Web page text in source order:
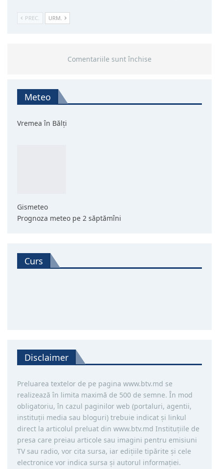
PREC. URM.
Comentariile sunt închise
Meteo
Vremea în Bălți
Gismeteo
Prognoza meteo pe 2 săptămîni
Curs
Disclaimer
Preluarea textelor de pe pagina www.btv.md se
realizează în limita maximă de 500 de semne. În mod
obligatoriu, în cazul paginilor web (portaluri, agentii,
instituţii media sau bloguri) trebuie indicat şi linkul
direct la articolul preluat din www.btv.md Instituţiile de
presa care preiau articole sau imagini pentru emisiuni
TV sau radio, vor cita sursa, iar ediţiile tipărite și cele
electronice vor indica sursa şi autorul informaţiei.